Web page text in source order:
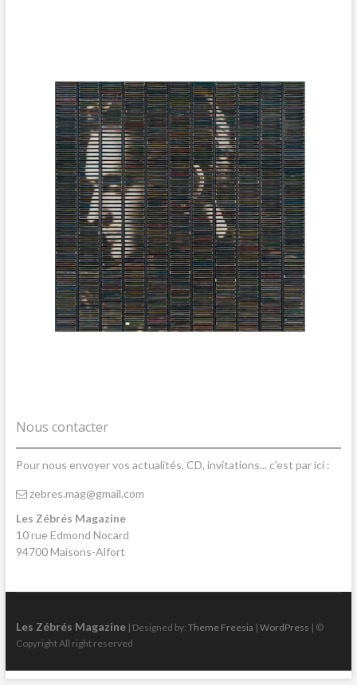
Nous contacter
Pour nous envoyer vos actualités, CD, invitations... c'est par ici :
zebres.mag@gmail.com
Les Zébrés Magazine
10 rue Edmond Nocard
94700 Maisons-Alfort
Les Zébrés Magazine| Designed by: Theme Freesia | WordPress | ©
Copyright All right reserved